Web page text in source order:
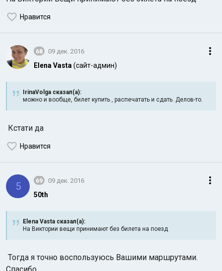
Нравится
68 09 дек. 2016
Elena Vasta (сайт-админ)
IrinaVolga сказал(а):
можно и вообще, билет купить , распечатать и сдать. Делов-то.
Кстати да
Нравится
5 69 09 дек. 2016
50th
Elena Vasta сказал(а):
На Виктории вещи принимают без билета на поезд
Тогда я точно воспользуюсь Вашими маршрутами.